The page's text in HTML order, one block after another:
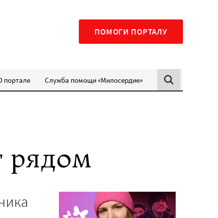
ПОМОГИ ПОРТАЛУ
портале Служба помощи «Милосердие»
рядом